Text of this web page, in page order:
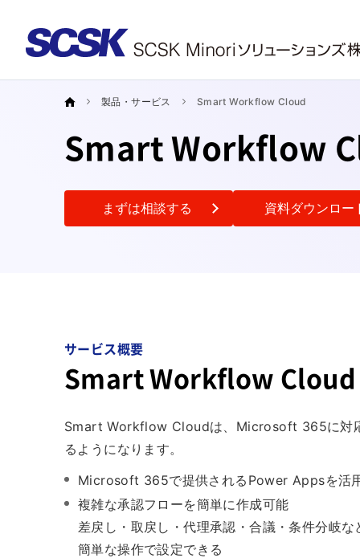
製品・サービス Smart Workflow Cloud
Smart Workflow
まずは相談する 資料ダウンロー
サービス概要
Smart Workflow Cloud
Smart Workflow Cloudは、Microsoft 365に対
るようになります。
Microsoft 365で提供されるPower Appsを活
複雑な承認フローを簡単に作成可能
差戻し・取戻し・代理承認・合議・条件分岐
簡単な操作で設定できる